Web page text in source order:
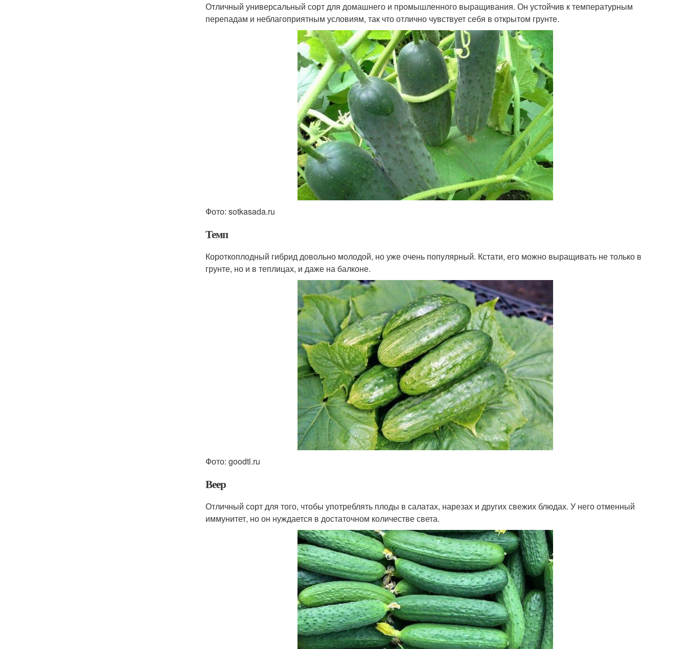
Отличный универсальный сорт для домашнего и промышленного выращивания. Он устойчив к температурным
перепадам и неблагоприятным условиям, так что отлично чувствует себя в открытом грунте.
Фото: sotkasada.ru
Темп
Короткоплодный гибрид довольно молодой, но уже очень популярный. Кстати, его можно выращивать не только в
грунте, но и в теплицах, и даже на балконе.
Фото: goodtl.ru
Веер
Отличный сорт для того, чтобы употреблять плоды в салатах, нарезах и других свежих блюдах. У него отменный
иммунитет, но он нуждается в достаточном количестве света.